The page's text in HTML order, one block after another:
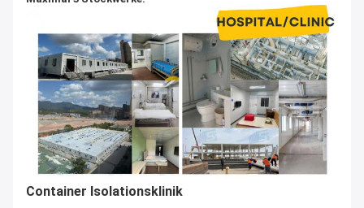
Container Isolationsklinik